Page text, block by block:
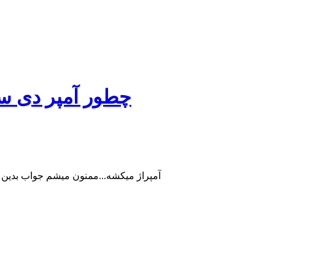
چطور آمپر دی
سلام یک کوره القایی با مصرف ۴۰ امپر dc و ۱۲ الی ۲۴ ولت ، چند آمپر ac آمپراژ میکشه...ممنون میشم جواب بدین